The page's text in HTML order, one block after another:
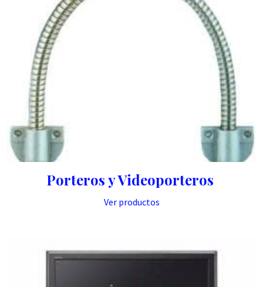
Porteros y Videoporteros
Ver productos